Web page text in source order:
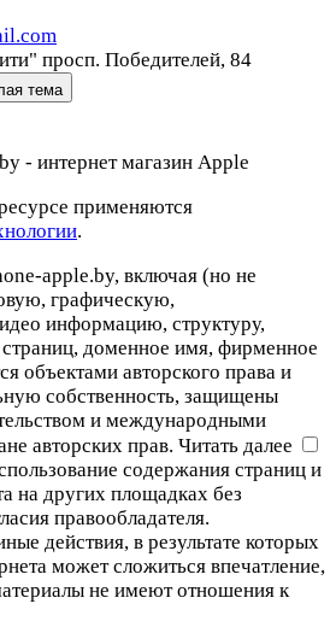
просп. Победителей, 84
тема
- интернет магазин Apple
применяются
.
apple.by, включая (но не
графическую,
информацию, структуру,
доменное имя, фирменное
объектами авторского права и
собственность, защищены
и международными
авторских прав. Читать далее
содержания страниц и
на других площадках без
правообладателя.
действия, в результате которых
может сложиться впечатление,
не имеют отношения к